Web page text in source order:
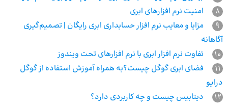
8
امنیت نرم‌ افزارهای ابری
9
مزایا و معایب نرم افزار حسابداری ابری رایگان | تصمیم‌گیری
آگاهانه
10
تفاوت نرم‌ افزار ابری با نرم‌ افزارهای تحت ویندوز
11
فضای ابری گوگل چیست؟به همراه آموزش استفاده از گوگل
درایو
12
دیتابیس چیست و چه کاربردی دارد؟